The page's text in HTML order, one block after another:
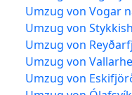
Umzug von Vogar
Umzug von
Umzug von
Umzug von
Umzug von